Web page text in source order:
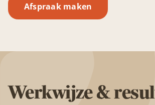
Afspraak maken
Werkwijze &